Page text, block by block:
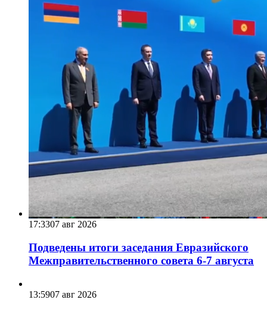
17:3307 авг 2026
Подведены итоги заседания Евразийского
Межправительственного совета 6-7 августа
13:5907 авг 2026